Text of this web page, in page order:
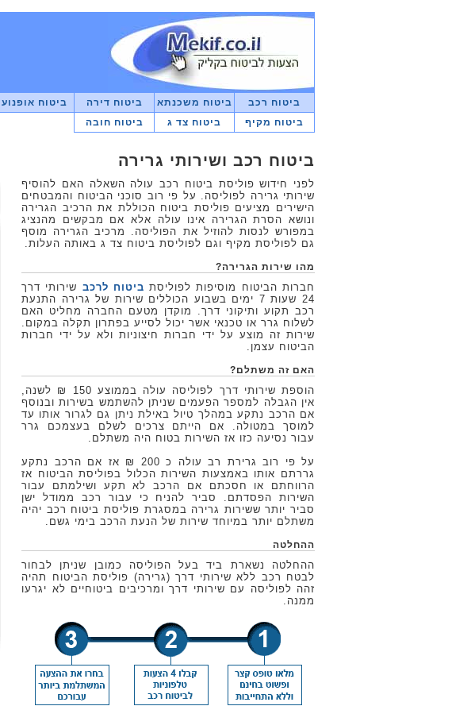
ביטוח רכב ביטוח משכנתא ביטוח דירה ביטוח אופנוע
ביטוח מקיף
ביטוח צד ג ביטוח חובה
ביטוח רכב ושירותי גרירה
לפני חידוש פוליסת ביטוח רכב עולה השאלה האם להוסיף
שירותי גרירה לפוליסה. על פי רוב סוכני הביטוח והמבטחים
הישירים מציעים פוליסת ביטוח הכוללת את הרכיב הגרירה
ונושא הסרת הגרירה אינו עולה אלא אם מבקשים מהנציג
במפורש לנסות להוזיל את הפוליסה. מרכיב הגרירה מוסף
גם לפוליסת מקיף וגם לפוליסת ביטוח צד ג באותה העלות.
מהו שירות הגרירה?
חברות הביטוח מוסיפות לפוליסת ביטוח לרכב שירותי דרך
24 שעות 7 ימים בשבוע הכוללים שירות של גרירה התנעת
רכב תקוע ותיקוני דרך. מוקדן מטעם החברה מחליט האם
לשלוח גרר או טכנאי אשר יכול לסייע בפתרון תקלה במקום.
שירות זה מוצע על ידי חברות חיצוניות ולא על ידי חברות
הביטוח עצמן.
האם זה משתלם?
הוספת שירותי דרך לפוליסה עולה בממוצע 150 ₪ לשנה,
אין הגבלה למספר הפעמים שניתן להשתמש בשירות ובנוסף
אם הרכב נתקע במהלך טיול באילת ניתן גם לגרור אותו עד
למוסך במטולה. אם הייתם צרכים לשלם בעצמכם גרר
עבור נסיעה כזו אז השירות בטוח היה משתלם.
על פי רוב גרירת רב עולה כ 200 ₪ אז אם הרכב נתקע
גררתם אותו באמצעות השירות הכלול בפוליסת הביטוח אז
הרווחתם או חסכתם אם הרכב לא תקע ושילמתם עבור
השירות הפסדתם. סביר להניח כי עבור רכב ממודל ישן
סביר יותר ששירות גרירה במסגרת פוליסת ביטוח רכב יהיה
משתלם יותר במיוחד שירות של הנעת הרכב בימי גשם.
ההחלטה
ההחלטה נשארת ביד בעל הפוליסה כמובן שניתן לבחור
לבטח רכב ללא שירותי דרך (גרירה) פוליסת הביטוח תהיה
זהה לפוליסה עם שירותי דרך ומרכיבים ביטוחיים לא יגרעו
ממנה.